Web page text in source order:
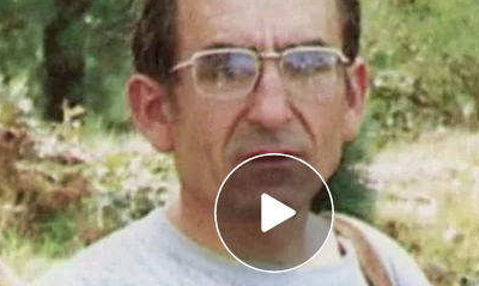
documental 'Elías Valiña, el inventor de las
"un visionario".
Valiña se encontraba realizando
de la ruta jacobea.